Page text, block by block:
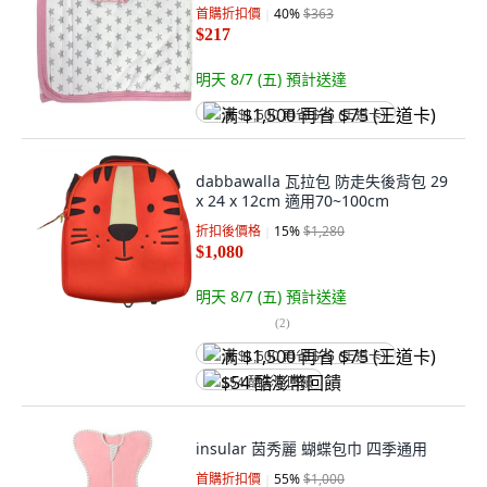
首購折扣價 40%$363
$217
明天 8/7 (五) 預計送達
满 $1,500 再省 $75 (王道卡)
dabbawalla 瓦拉包 防走失後背包 29
x 24 x 12cm 適用70~100cm
折扣後價格 15%$1,280
$1,080
明天 8/7 (五) 預計送達
(2)
满 $1,500 再省 $75 (王道卡)
$54 酷澎幣回饋
insular 茵秀麗 蝴蝶包巾 四季通用
首購折扣價 55%$1,000